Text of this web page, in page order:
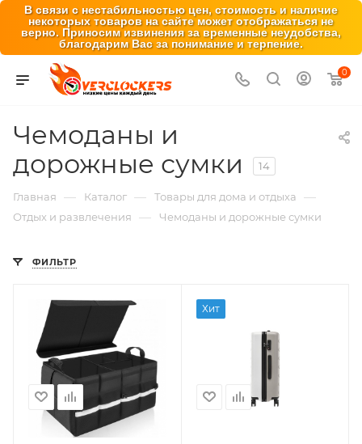
В связи с нестабильностью цен, стоимость и наличие
некоторых товаров на сайте может отображаться не
верно. Приносим извинения за временные неудобства,
благодарим Вас за понимание и терпение.
0
Чемоданы и
дорожные сумки
14
Главная — Каталог — Товары для дома и отдыха —
Отдых и развлечения — Чемоданы и дорожные сумки
ФИЛЬТР
Хит